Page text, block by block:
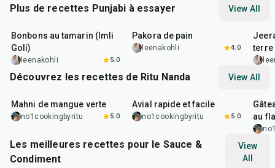
Plus de recettes Punjabi à essayer View All
Bonbons au tamarin (Imli
Goli)
leenakohli 5.0
Pakora de pain
leenakohli 4.0
terre
Découvrez les recettes de Ritu Nanda View All
Mahni de mangue verte
no1cookingbyritu 5.0
Avial rapide et facile
no1cookingbyritu 5.0
au
Les meilleures recettes pour le Sauce &
Condiment
View
All
15min